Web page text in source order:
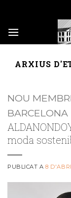
content
ARXIUS
NOU
BARCELONA
moda
PUBLICAT A8